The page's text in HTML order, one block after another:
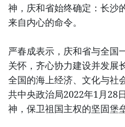
神，庆和省始终确定：长沙
来自内心的命令。
严春成表示，庆和省与全国
关怀，齐心协力建设并发展
全国的海上经济、文化与社
共中央政治局2022年1月28
神，保卫祖国主权的坚固堡